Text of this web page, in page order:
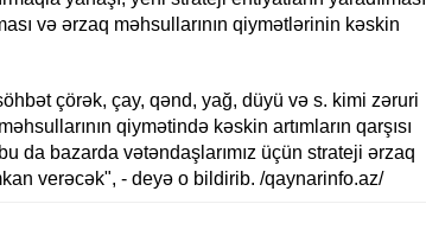
və ərzaq məhsullarının qiymətlərinin kəskin
çörək, çay, qənd, yağ, düyü və s. kimi zəruri
qiymətində kəskin artımların qarşısı
da bazarda vətəndaşlarımız üçün strateji ərzaq
verəcək", - deyə o bildirib. /qaynarinfo.az/